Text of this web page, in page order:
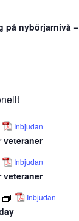
på nybörjarnivå –
Inbjudan
veteraner
Inbjudan
veteraner
Inbjudan